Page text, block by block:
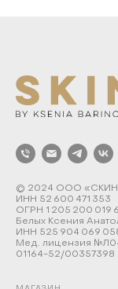
© 2024 ООО
ИНН 52 600 471 353
ОГРН 1 205 200 019
Белых Ксения
ИНН 525 904 069
Мед. лицензия
01164-52/00357398